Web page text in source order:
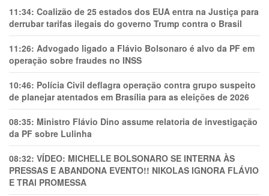
11:34: Coalizão de 25 estados dos EUA entra na Justiça para
derrubar tarifas ilegais do governo Trump contra o Brasil
11:26: Advogado ligado a Flávio Bolsonaro é alvo da PF em
operação sobre fraudes no INSS
10:46: Polícia Civil deflagra operação contra grupo suspeito
de planejar atentados em Brasília para as eleições de 2026
08:35: Ministro Flávio Dino assume relatoria de investigação
da PF sobre Lulinha
08:32: VÍDEO: MICHELLE BOLSONARO SE INTERNA ÀS
PRESSAS E ABANDONA EVENTO!! NIKOLAS IGNORA FLÁVIO
E TRAl PROMESSA